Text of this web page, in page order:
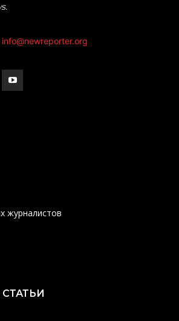
info@newreporter.org
журналистов